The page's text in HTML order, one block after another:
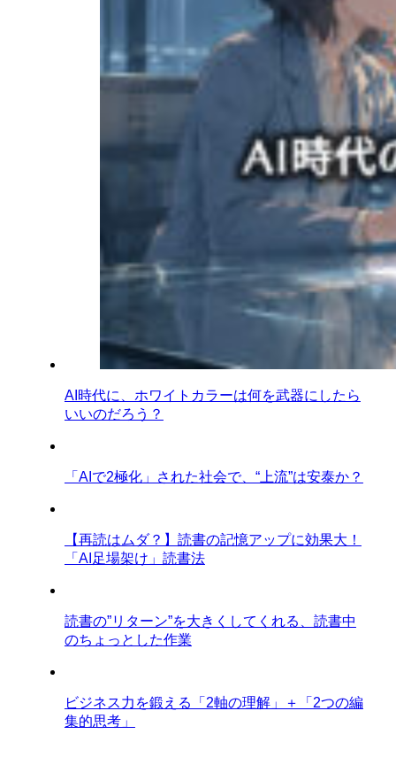
AI時代に、ホワイトカラーは何を武器にしたら
いいのだろう？
「AIで2極化」された社会で、“上流”は安泰か？
【再読はムダ？】読書の記憶アップに効果大！
「AI足場架け」読書法
読書の”リターン”を大きくしてくれる、読書中
のちょっとした作業
ビジネス力を鍛える「2軸の理解」＋「2つの編
集的思考」